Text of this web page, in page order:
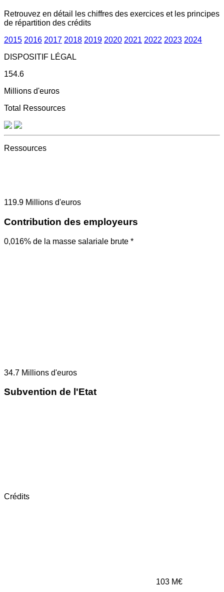
Retrouvez en détail les chiffres des exercices et les principes
de répartition des crédits
2015 2016 2017 2018 2019 2020 2021 2022 2023 2024
DISPOSITIF LÉGAL
154.6
Millions d'euros
Total Ressources
Ressources
119.9 Millions d'euros
Contribution des employeurs
0,016% de la masse salariale brute *
34.7 Millions d'euros
Subvention de l'Etat
Crédits
103 M€